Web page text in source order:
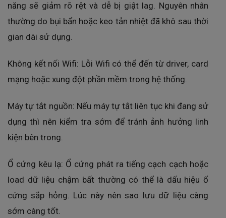
năng sẽ giảm rõ rệt và dễ bị giật lag. Nguyên nhân
thường do bụi bẩn hoặc keo tản nhiệt đã khô sau thời
gian dài sử dụng.
Không kết nối Wifi: Lỗi Wifi có thể đến từ driver, card
mạng hoặc xung đột phần mềm trong hệ thống.
Máy tự tắt nguồn: Nếu máy tự tắt liên tục khi đang sử
dụng thì nên kiểm tra sớm để tránh ảnh hưởng linh
kiện bên trong.
Ổ cứng kêu lạ: Ổ cứng phát ra tiếng cạch cạch hoặc
load dữ liệu chậm bất thường có thể là dấu hiệu ổ
cứng sắp hỏng. Lúc này nên sao lưu dữ liệu càng
sớm càng tốt.